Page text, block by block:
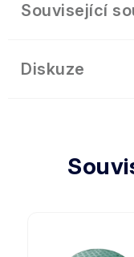
Související
Diskuze